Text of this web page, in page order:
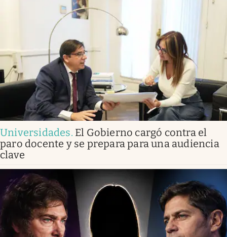
Universidades. El Gobierno cargó contra el
paro docente y se prepara para una audiencia
clave